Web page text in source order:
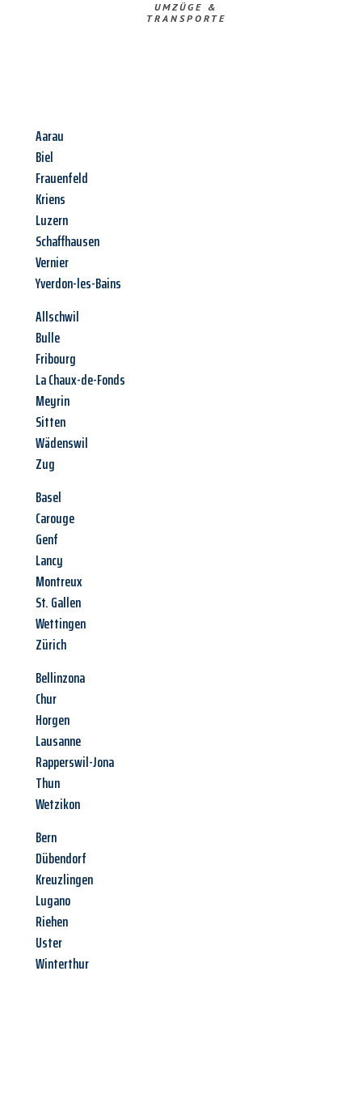
UMZÜGE &
TRANSPORTE
Aarau
Biel
Frauenfeld
Kriens
Luzern
Schaffhausen
Vernier
Yverdon-les-Bains
Allschwil
Bulle
Fribourg
La Chaux-de-Fonds
Meyrin
Sitten
Wädenswil
Zug
Basel
Carouge
Genf
Lancy
Montreux
St. Gallen
Wettingen
Zürich
Bellinzona
Chur
Horgen
Lausanne
Rapperswil-Jona
Thun
Wetzikon
Bern
Dübendorf
Kreuzlingen
Lugano
Riehen
Uster
Winterthur